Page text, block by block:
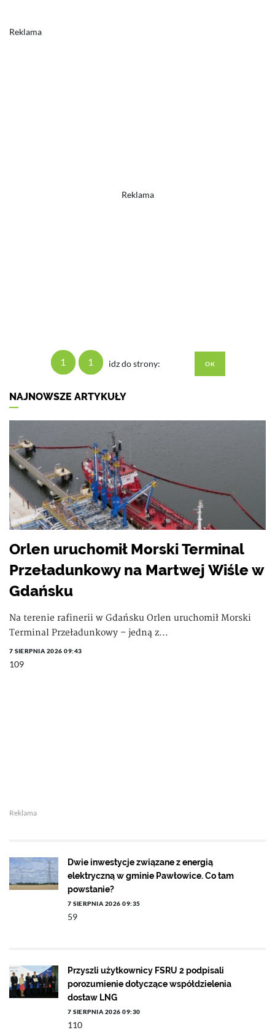
Reklama
Reklama
1 1 idz do strony:
NAJNOWSZE ARTYKUŁY
Orlen uruchomił Morski Terminal
Przeładunkowy na Martwej Wiśle w
Gdańsku
Na terenie rafinerii w Gdańsku Orlen uruchomił Morski
Terminal Przeładunkowy – jedną z...
7 SIERPNIA 2026 09:43
109
Reklama
Dwie inwestycje związane z energią
elektryczną w gminie Pawłowice. Co tam
powstanie?
7 SIERPNIA 2026 09:35
59
Przyszli użytkownicy FSRU 2 podpisali
porozumienie dotyczące współdzielenia
dostaw LNG
7 SIERPNIA 2026 09:30
110